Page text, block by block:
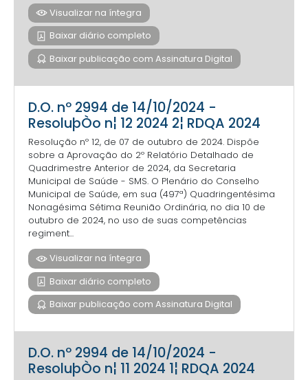
Visualizar na íntegra
Baixar diário completo
Baixar publicação com Assinatura Digital
D.O. nº 2994 de 14/10/2024 -
ResoluþÒo n¦ 12 2024 2¦ RDQA 2024
Resolução nº 12, de 07 de outubro de 2024. Dispõe
sobre a Aprovação do 2º Relatório Detalhado de
Quadrimestre Anterior de 2024, da Secretaria
Municipal de Saúde - SMS. O Plenário do Conselho
Municipal de Saúde, em sua (497ª) Quadringentésima
Nonagésima Sétima Reunião Ordinária, no dia 10 de
outubro de 2024, no uso de suas competências
regiment...
Visualizar na íntegra
Baixar diário completo
Baixar publicação com Assinatura Digital
D.O. nº 2994 de 14/10/2024 -
ResoluþÒo n¦ 11 2024 1¦ RDQA 2024